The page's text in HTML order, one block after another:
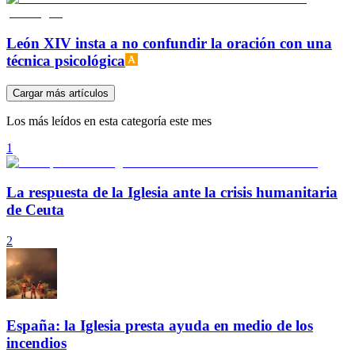
León XIV insta a no confundir la oración con una
técnica psicológica
Cargar más artículos
Los más leídos en esta categoría este mes
1
La respuesta de la Iglesia ante la crisis humanitaria
de Ceuta
2
España: la Iglesia presta ayuda en medio de los
incendios